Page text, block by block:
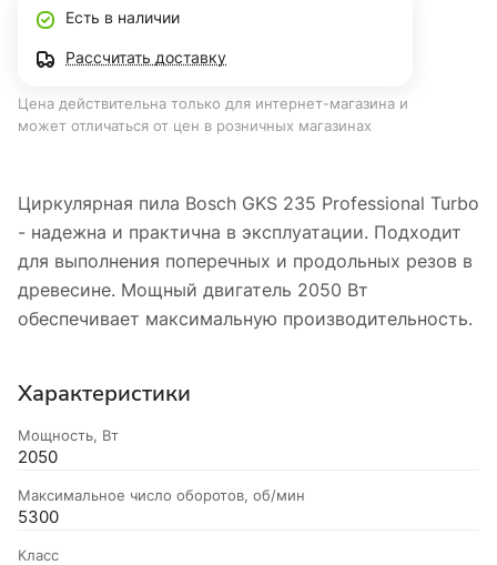
Есть в наличии
Рассчитать доставку
Цена действительна только для интернет-магазина и
может отличаться от цен в розничных магазинах
Циркулярная пила Bosch GKS 235 Professional Turbo
- надежна и практична в эксплуатации. Подходит
для выполнения поперечных и продольных резов в
древесине. Мощный двигатель 2050 Вт
обеспечивает максимальную производительность.
Характеристики
Мощность, Вт
2050
Максимальное число оборотов, об/мин
5300
Класс